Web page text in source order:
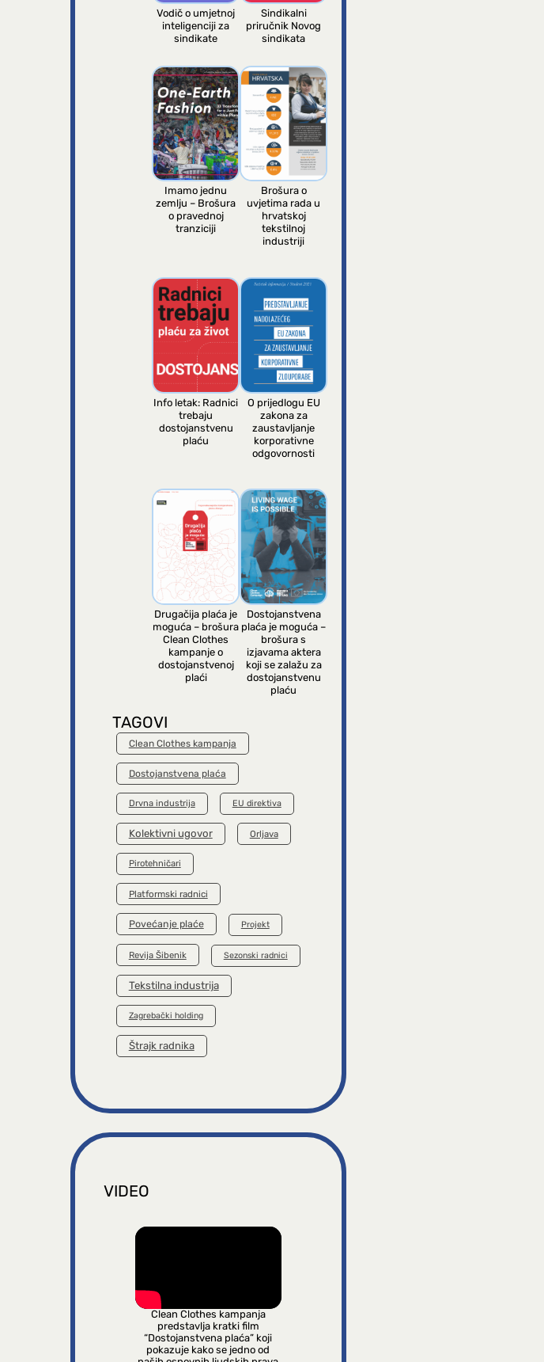
Vodič o umjetnoj
inteligenciji za
sindikate
Sindikalni
priručnik Novog
sindikata
Imamo jednu
zemlju – Brošura
o pravednoj
tranziciji
Brošura o
uvjetima rada u
hrvatskoj
tekstilnoj
industriji
Info letak: Radnici
trebaju
dostojanstvenu
plaću
O prijedlogu EU
zakona za
zaustavljanje
korporativne
odgovornosti
Drugačija plaća je
moguća – brošura
Clean Clothes
kampanje o
dostojanstvenoj
plaći
Dostojanstvena
plaća je moguća –
brošura s
izjavama aktera
koji se zalažu za
dostojanstvenu
plaću
TAGOVI
Clean Clothes kampanja
Dostojanstvena plaća
Drvna industrija EU direktiva
Kolektivni ugovor Orljava
Pirotehničari
Platformski radnici
Povećanje plaće Projekt
Revija Šibenik Sezonski radnici
Tekstilna industrija
Zagrebački holding
Štrajk radnika
VIDEO
Clean Clothes kampanja
predstavlja kratki film
“Dostojanstvena plaća” koji
pokazuje kako se jedno od